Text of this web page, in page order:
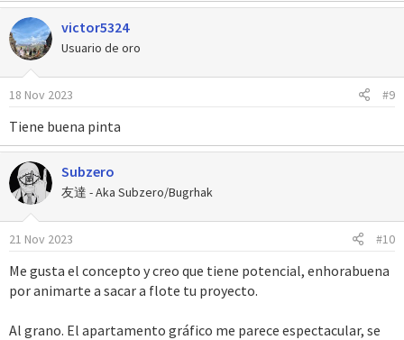
***
Iré actualizando en cuanto pueda, si se me olvidó alguien en los
créditos o en los agradecimientos avísenme. Recomiendo
encarecidamente leer bien la sinopsis para entender "lo que
quiero hacer" y tener "un mejor contexto", tomen en cuenta las
comillas y blabla. Saludos a todos.
Me gustaría que dejaran su opinión y den feedback, comentar y
reaccionar no te quitará mucho tiempo, eh.
Me despido, nos vemos en otro DraicoPost (?)
Spoiler
Nueva banda sonora.
Podrás jugar con dos personajes. (Habrán dos
protagonistas, esto no viene en la sinopsis).
Una Pokédex completamente personalizada añadiendo
bases).
Diversas rutinas ASM (mecánicas) para enriquecer la
experiencia del jugador.
Muchas otras cosas que serán añadidas.
Scans
a
c
c
o
n
s
:
victor5324
Usuario de oro
18 Nov 2023 #9
Tiene buena pinta
Subzero
友達 - Aka Subzero/Bugrhak
21 Nov 2023 #10
Me gusta el concepto y creo que tiene potencial, enhorabuena
por animarte a sacar a flote tu proyecto.
Al grano. El apartamento gráfico me parece espectacular, se